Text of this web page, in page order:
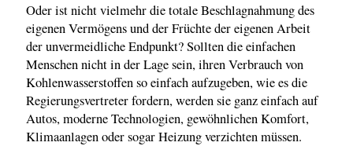
Oder ist nicht vielmehr die totale Beschlagnahmung des
eigenen Vermögens und der Früchte der eigenen Arbeit
der unvermeidliche Endpunkt? Sollten die einfachen
Menschen nicht in der Lage sein, ihren Verbrauch von
Kohlenwasserstoffen so einfach aufzugeben, wie es die
Regierungsvertreter fordern, werden sie ganz einfach auf
Autos, moderne Technologien, gewöhnlichen Komfort,
Klimaanlagen oder sogar Heizung verzichten müssen.